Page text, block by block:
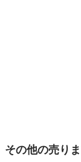
その他の売り